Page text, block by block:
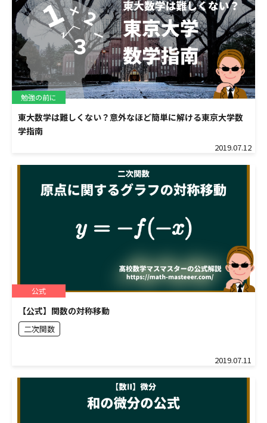
東大数学は難しくない？意外なほど簡単に解ける東京大学数
学指南
勉強の前に
2019.07.12
【公式】関数の対称移動
二次関数
公式
2019.07.11